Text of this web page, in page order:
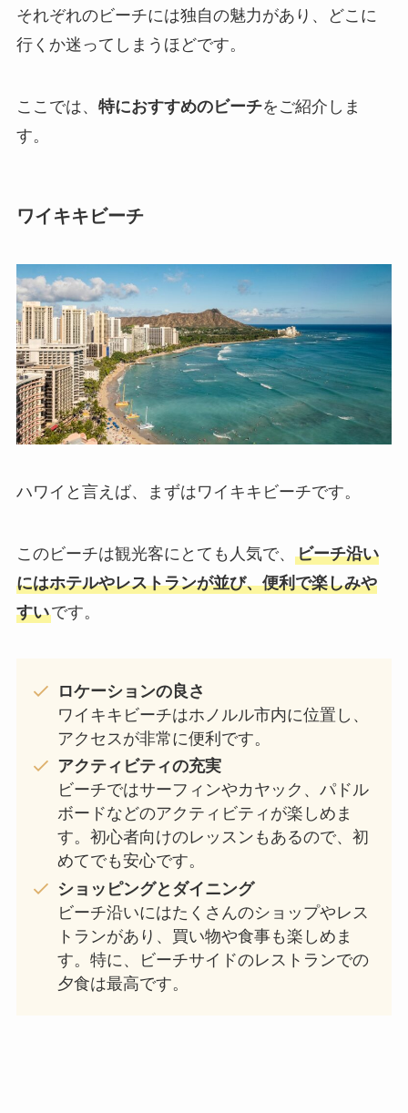
それぞれのビーチには独自の魅力があり、どこに
行くか迷ってしまうほどです。
ここでは、 特におすすめのビーチをご紹介しま
す。
ワイキキビーチ
ハワイと言えば、まずはワイキキビーチです。
このビーチは観光客にとても人気で、 ビーチ沿い
にはホテルやレストランが並び、便利で楽しみや
すいです。
ロケーションの良さ
ワイキキビーチはホノルル市内に位置し、
アクセスが非常に便利です。
アクティビティの充実
ビーチではサーフィンやカヤック、パドル
ボードなどのアクティビティが楽しめま
す。初心者向けのレッスンもあるので、初
めてでも安心です。
ショッピングとダイニング
ビーチ沿いにはたくさんのショップやレス
トランがあり、買い物や食事も楽しめま
す。特に、ビーチサイドのレストランでの
夕食は最高です。